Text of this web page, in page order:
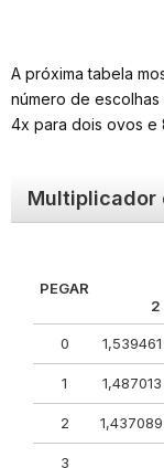
A próxima tabela
número de escolhas
4x para dois ovos e
Multiplicador
PEGAR
2
0 1,539461
1 1,487013
2 1,437089
3